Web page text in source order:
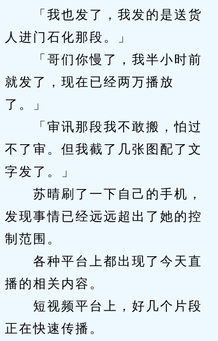
「我也发了，我发的是送货
人进门石化那段。」
「哥们你慢了，我半小时前
就发了，现在已经两万播放
了。」
「审讯那段我不敢搬，怕过
不了审。但我截了几张图配了文
字发了。」
苏晴刷了一下自己的手机，
发现事情已经远远超出了她的控
制范围。
各种平台上都出现了今天直
播的相关内容。
短视频平台上，好几个片段
正在快速传播。